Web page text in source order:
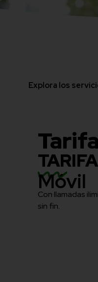
Explora los
Móvil
Con llamadas
sin fin.